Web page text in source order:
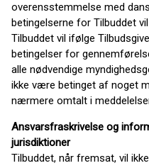
overensstemmelse med
betingelserne for Tilbuddet
Tilbuddet vil ifølge
betingelser for
alle nødvendige
ikke være betinget af noget
nærmere omtalt i
Ansvarsfraskrivelse og
jurisdiktioner
Tilbuddet, når fremsat, vil